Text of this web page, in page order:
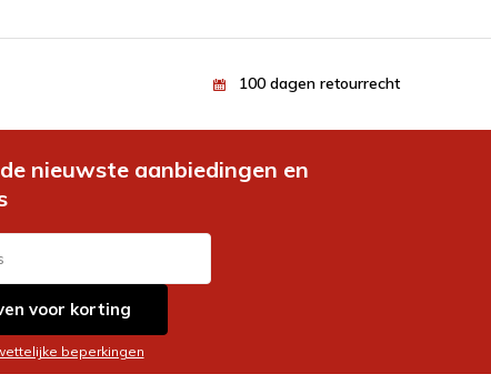
100 dagen retourrecht
nieuwste aanbiedingen en
voor korting
beperkingen